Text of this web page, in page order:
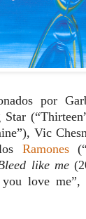
por
Vic
Ramones
like me
love